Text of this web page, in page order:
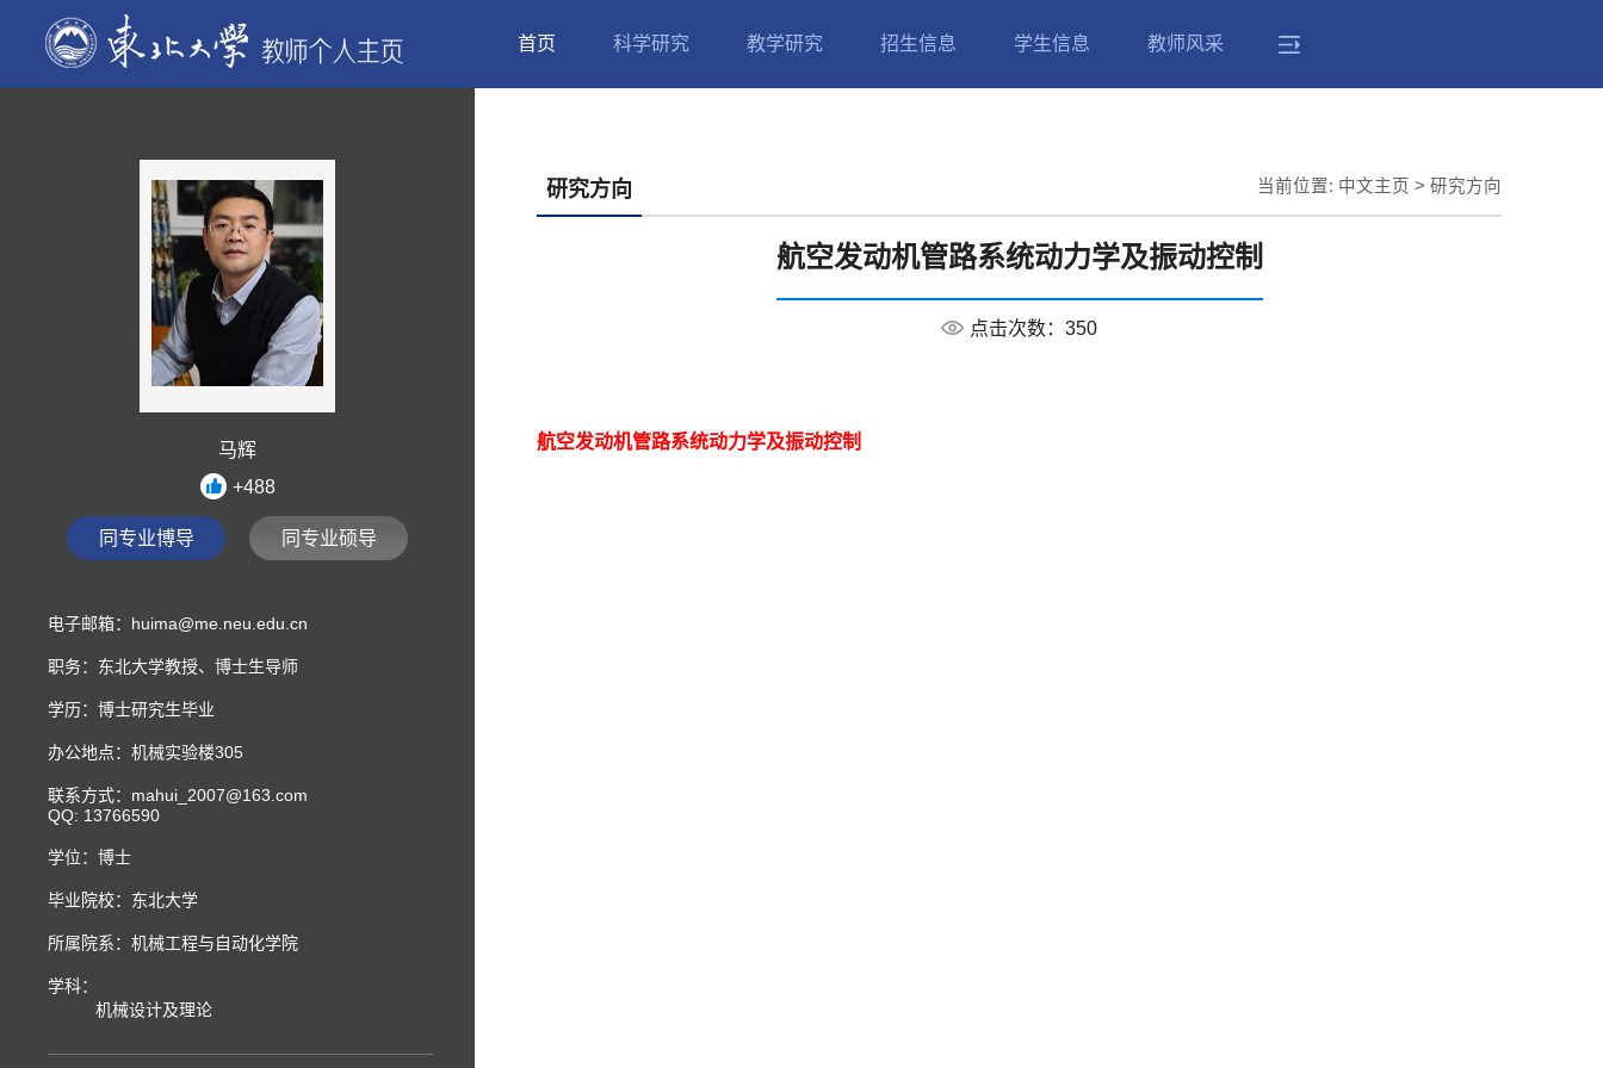
首页 科学研究 教学研究 招生信息 学生信息 教师风采
马辉
+488
同专业博导 同专业硕导
电子邮箱： huima@me.neu.edu.cn
职务：东北大学教授、博士生导师
学历：博士研究生毕业
办公地点：机械实验楼305
联系方式： mahui_2007@163.com
QQ: 13766590
学位：博士
毕业院校：东北大学
所属院系：机械工程与自动化学院
学科：
机械设计及理论
当前位置: 中文主页 > 研究方向
研究方向
航空发动机管路系统动力学及振动控制
点击次数：350
航空发动机管路系统动力学及振动控制